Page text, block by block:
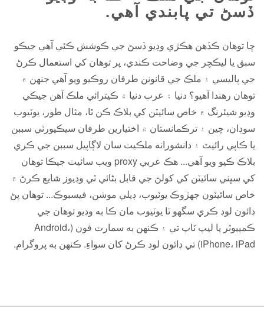
ڏسڻ تي پابندي آهي.
ڇا توھان ڪڏھن ھڪڙي وڊيو ڏسڻ جي ڪوشش ڪئي آھي جيڪو
سبق يا ليڪچر جي وضاحت ڪندي، پر توھان کي استعمال ڪرڻ
جي پاليسي ۽ ملڪ جي قانونن طرفان روڪيو ويو آھي جنھن ۾
توھان رھندا آھيو؟ دنيا ۽ عرب دنيا ۾ ڪيترائي ملڪ آهن جيڪي
وڊيو شيئرنگ ۾ خاص سائيٽن کي بلاڪ ڪن ٿا، مثال طور، يوٽيوب
سوڊان، چين ۽ ترڪمانستان ۾ اختيارين طرفان سيڪيورٽي سببن
يا ڪاپي رائيٽ ۽ دانشورانه ملڪيت سان لاڳاپيل سببن جي ڪري
بلاڪ ڪيو ويو آهي... هڪ عربي proxy ويب سائيٽ جيڪا توهان
کي سڀني سائيٽن کي کولڻ جي قابل بڻائي ٿي وڊيوز شايع ڪرڻ ۾
خاص سائيٽون جهڙوڪ يوٽيوب، ڊيلي موشن، فيسبوڪ... توهان پڻ
ڊائون لوڊ ڪري سگهو ٿا يوٽيوب مان ڪا به وڊيو توهان جي
ڪمپيوٽر يا ليپ ٽاپ تي ۽ ڪنهن به سمارٽ فون (Android،
iPhone، iPad) تي ڊائون لوڊ ڪرڻ کان سواءِ. ڪنهن به پروگرام.